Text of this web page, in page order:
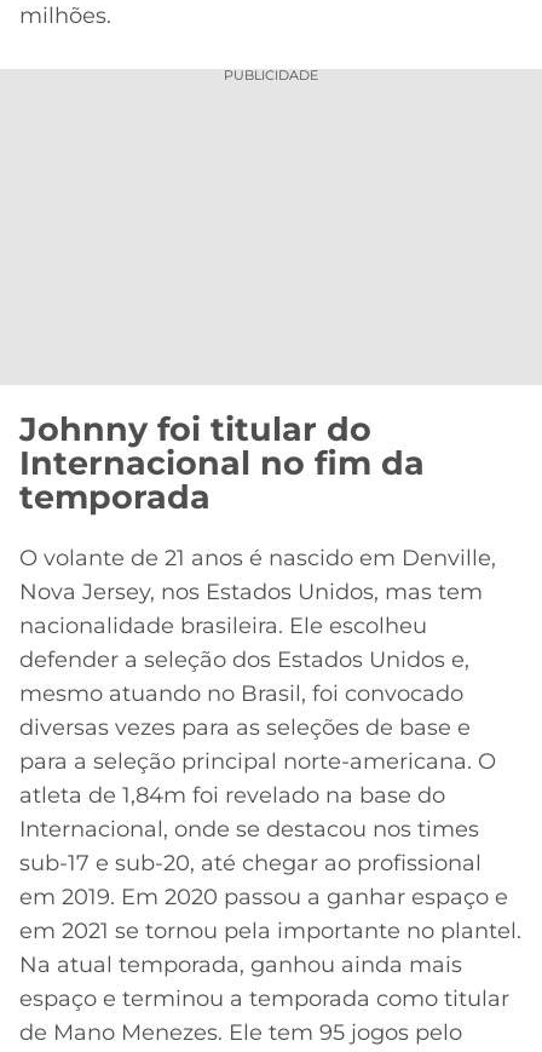
milhões.
PUBLICIDADE
Johnny foi titular do
Internacional no fim da
temporada
O volante de 21 anos é nascido em Denville,
Nova Jersey, nos Estados Unidos, mas tem
nacionalidade brasileira. Ele escolheu
defender a seleção dos Estados Unidos e,
mesmo atuando no Brasil, foi convocado
diversas vezes para as seleções de base e
para a seleção principal norte-americana. O
atleta de 1,84m foi revelado na base do
Internacional, onde se destacou nos times
sub-17 e sub-20, até chegar ao profissional
em 2019. Em 2020 passou a ganhar espaço e
em 2021 se tornou pela importante no plantel.
Na atual temporada, ganhou ainda mais
espaço e terminou a temporada como titular
de Mano Menezes. Ele tem 95 jogos pelo